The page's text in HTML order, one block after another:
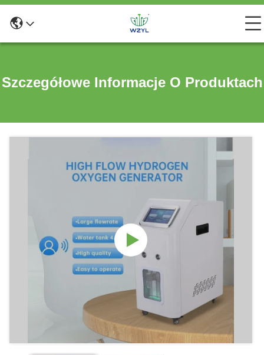
Szczegółowe Informacje O Produktach